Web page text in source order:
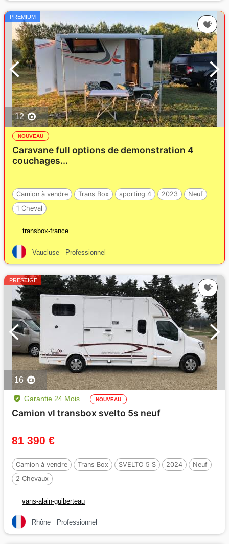
PREMIUM
12
NOUVEAU
Caravane full options de demonstration 4
couchages...
Camion à vendre Trans Box sporting 4 2023
Neuf
1 Cheval
transbox-france
Vaucluse Professionnel
PRESTIGE
16
Garantie 24 Mois NOUVEAU
Camion vl transbox svelto 5s neuf
81 390 €
Camion à vendre Trans Box SVELTO 5 S 2024
Neuf
2 Chevaux
vans-alain-guiberteau
Rhône Professionnel